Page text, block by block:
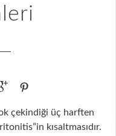

çekindiği üç harften
kısaltmasıdır.